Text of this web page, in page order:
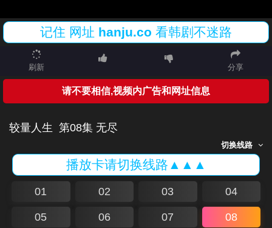
记住 网址 hanju.co 看韩剧不迷路
刷新 分享
请不要相信,视频内广告和网址信息
较量人生 第08集 无尽
切换线路
播放卡请切换线路▲▲▲
01 02 03 04
05 06 07 08